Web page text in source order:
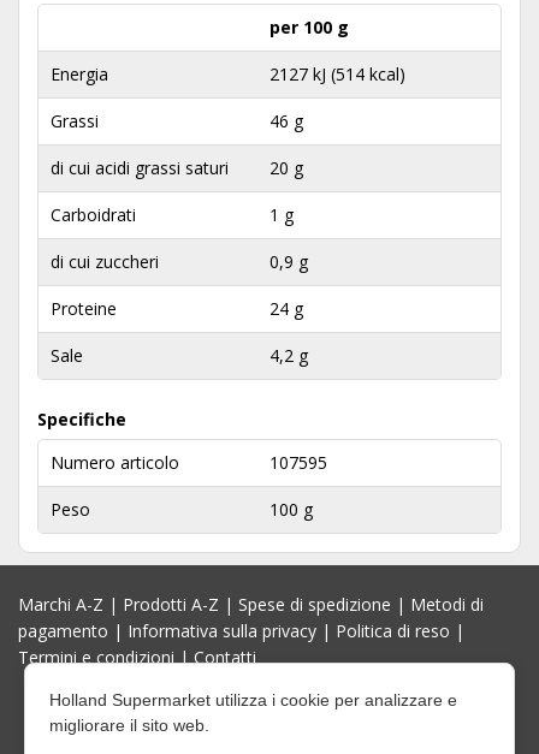
per 100 g
Energia 2127 kJ (514 kcal)
Grassi 46 g
di cui acidi grassi saturi 20 g
Carboidrati 1 g
di cui zuccheri 0,9 g
Proteine 24 g
Sale 4,2 g
Specifiche
Numero articolo
107595
Peso 100 g
Marchi A-Z | Prodotti A-Z | Spese di spedizione | Metodi di
pagamento | Informativa sulla privacy | Politica di reso |
Termini e condizioni|Contatti
Holland Supermarket utilizza i cookie per analizzare e
migliorare il sito web.